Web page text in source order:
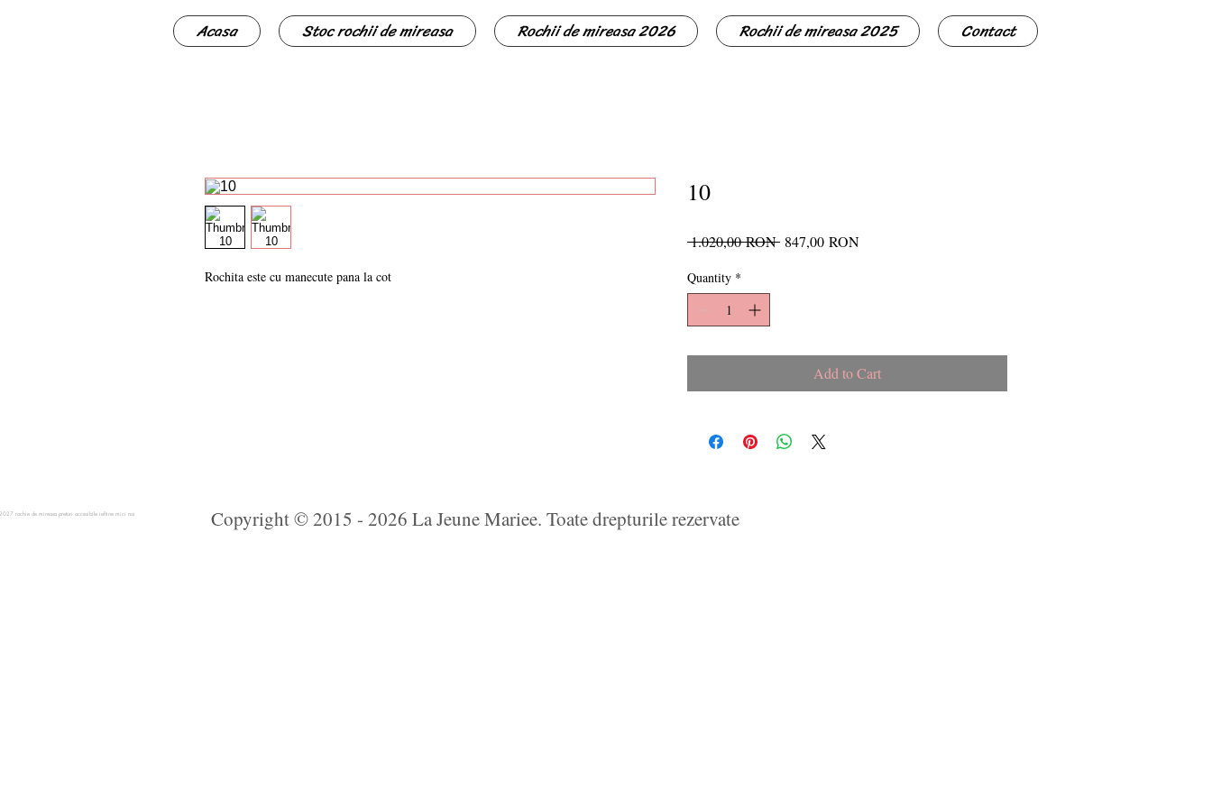
Acasa Stoc rochii de mireasa Rochii de mireasa 2026 Rochii de mireasa 2025 Contact
Rochita este cu manecute pana la cot
10
1.020,00 RON Regular
847,00 RONSale
Quantity *
Add to Cart
rochie de mireasa preturi accesibile ieftine mici noi Copyright © 2015 - 2026 La Jeune Mariee. Toate drepturile rezervate